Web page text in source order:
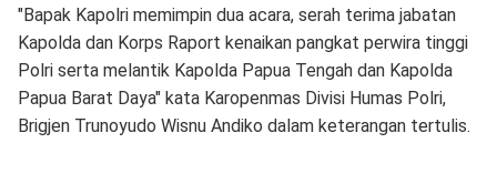
"Bapak Kapolri memimpin dua acara, serah terima jabatan
Kapolda dan Korps Raport kenaikan pangkat perwira tinggi
Polri serta melantik Kapolda Papua Tengah dan Kapolda
Papua Barat Daya" kata Karopenmas Divisi Humas Polri,
Brigjen Trunoyudo Wisnu Andiko dalam keterangan tertulis.